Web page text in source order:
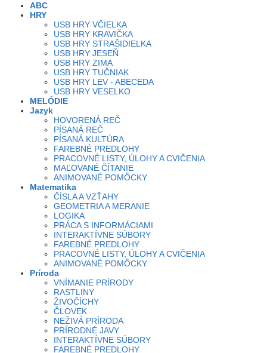
ABC
HRY
USB HRY VČIELKA
USB HRY KRAVIČKA
USB HRY STRAŠIDIELKA
USB HRY JESEŇ
USB HRY ZIMA
USB HRY TUČNIAK
USB HRY LEV - ABECEDA
USB HRY VESELKO
MELÓDIE
Jazyk
HOVORENÁ REČ
PÍSANÁ REČ
PÍSANÁ KULTÚRA
FAREBNÉ PREDLOHY
PRACOVNÉ LISTY, ÚLOHY A CVIČENIA
MAĽOVANÉ ČÍTANIE
ANIMOVANÉ POMÔCKY
Matematika
ČÍSLA A VZŤAHY
GEOMETRIA A MERANIE
LOGIKA
PRÁCA S INFORMÁCIAMI
INTERAKTÍVNE SÚBORY
FAREBNÉ PREDLOHY
PRACOVNÉ LISTY, ÚLOHY A CVIČENIA
ANIMOVANÉ POMÔCKY
Príroda
VNÍMANIE PRÍRODY
RASTLINY
ŽIVOČÍCHY
ČLOVEK
NEŽIVÁ PRÍRODA
PRÍRODNÉ JAVY
INTERAKTÍVNE SÚBORY
FAREBNÉ PREDLOHY